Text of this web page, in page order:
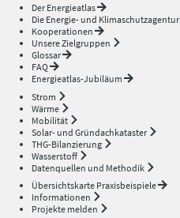
Der Energieatlas
Die Energie- und Klimaschutzagentur
Kooperationen
Unsere Zielgruppen
Glossar
FAQ
Energieatlas-Jubiläum
Strom
Wärme
Mobilität
Solar- und Gründachkataster
THG-Bilanzierung
Wasserstoff
Datenquellen und Methodik
Übersichtskarte Praxisbeispiele
Informationen
Projekte melden